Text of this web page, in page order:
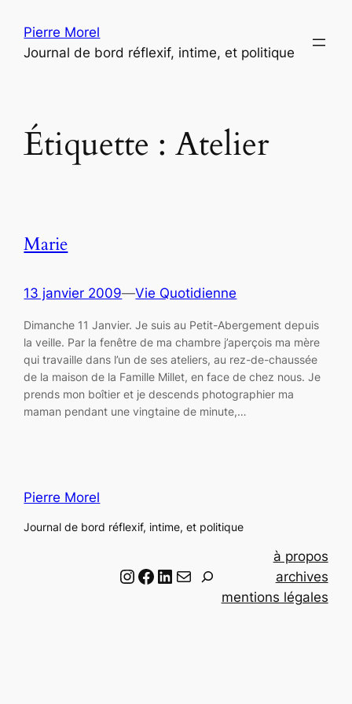
contenu
Pierre Morel
Journal de bord réflexif, intime, et politique
Étiquette :Atelier
Marie
13 janvier 2009—Vie Quotidienne
Dimanche 11 Janvier. Je suis au Petit-Abergement depuis
la veille. Par la fenêtre de ma chambre j’aperçois ma mère
qui travaille dans l’un de ses ateliers, au rez-de-chaussée
de la maison de la Famille Millet, en face de chez nous. Je
prends mon boîtier et je descends photographier ma
maman pendant une vingtaine de minute,…
Pierre Morel
Journal de bord réflexif, intime, et politique
Instagram Facebook LinkedIn Email
à propos
archives
mentions légales